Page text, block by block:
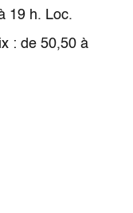
19 h. Loc.
: de 50,50 à